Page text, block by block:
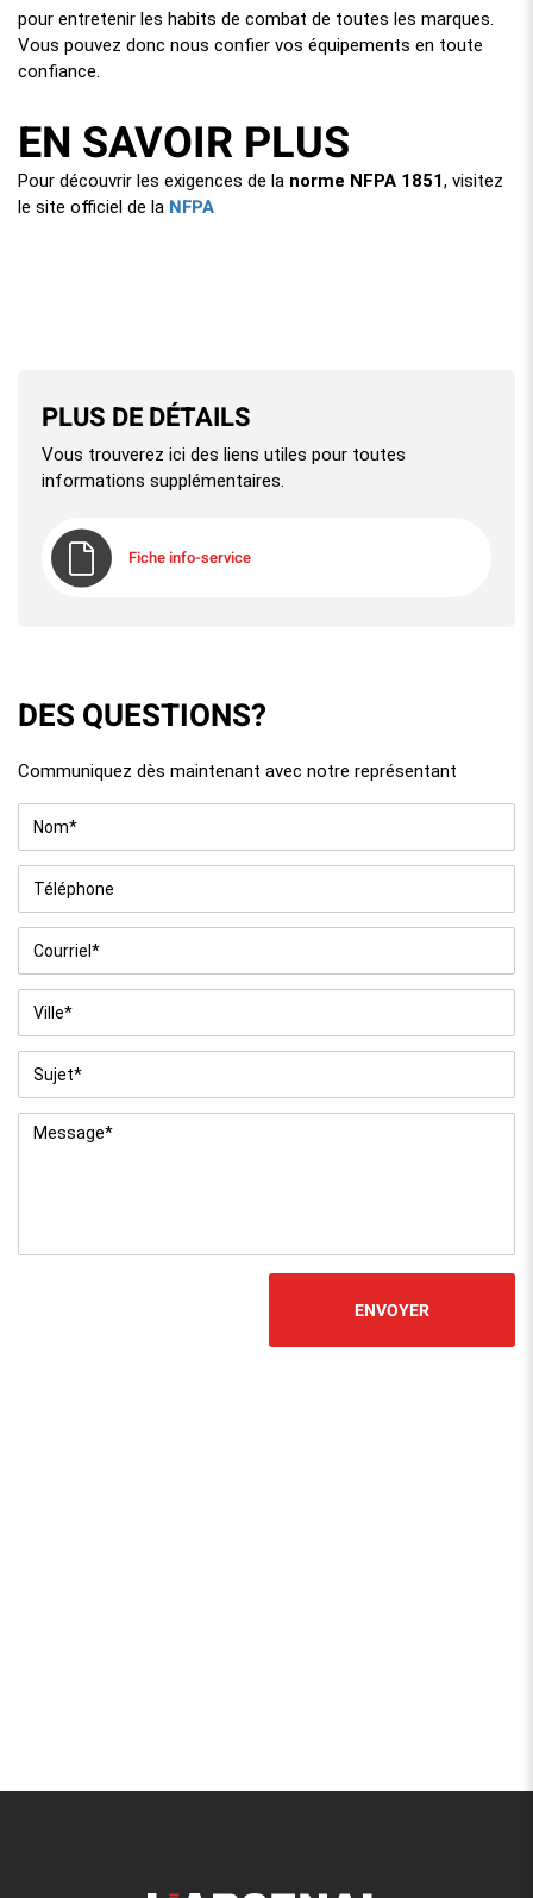
PLUS DE DÉTAILS
Vous trouverez ici des liens utiles pour toutes
informations supplémentaires.
Fiche info-service
DES QUESTIONS?
Communiquez dès maintenant avec notre représentant
Nom *
Téléphone
Courriel *
Ville
Sujet *
Message *
pour entretenir les habits de combat de toutes les marques.
Vous pouvez donc nous confier vos équipements en toute
confiance.
EN SAVOIR PLUS
Pour découvrir les exigences de la norme NFPA 1851, visitez
le site officiel de la NFPA